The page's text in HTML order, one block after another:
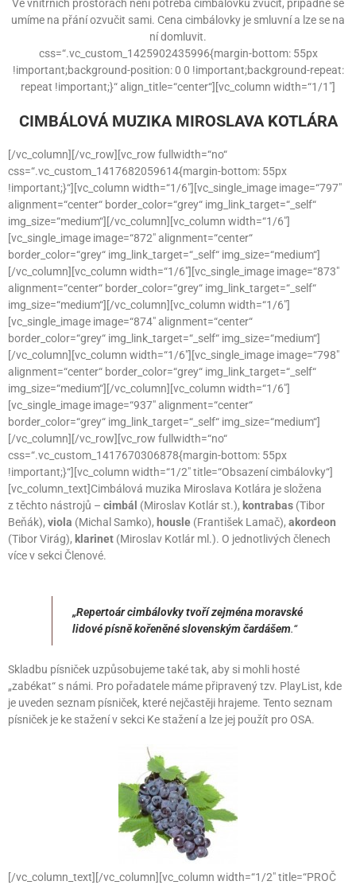
Ve vnitřních prostorách není potřeba cimbálovku zvučit, případně se
umíme na přání ozvučit sami. Cena cimbálovky je smluvní a lze se na
ní domluvit.
css=“.vc_custom_1425902435996{margin-bottom: 55px
!important;background-position: 0 0 !important;background-repeat:
repeat !important;}“ align_title=“center“][vc_column width=“1/1″]
CIMBÁLOVÁ MUZIKA MIROSLAVA KOTLÁRA
[/vc_column][/vc_row][vc_row fullwidth=“no“
css=“.vc_custom_1417682059614{margin-bottom: 55px
!important;}“][vc_column width=“1/6″][vc_single_image image=“797″
alignment=“center“ border_color=“grey“ img_link_target=“_self“
img_size=“medium“][/vc_column][vc_column width=“1/6″]
[vc_single_image image=“872″ alignment=“center“
border_color=“grey“ img_link_target=“_self“ img_size=“medium“]
[/vc_column][vc_column width=“1/6″][vc_single_image image=“873″
alignment=“center“ border_color=“grey“ img_link_target=“_self“
img_size=“medium“][/vc_column][vc_column width=“1/6″]
[vc_single_image image=“874″ alignment=“center“
border_color=“grey“ img_link_target=“_self“ img_size=“medium“]
[/vc_column][vc_column width=“1/6″][vc_single_image image=“798″
alignment=“center“ border_color=“grey“ img_link_target=“_self“
img_size=“medium“][/vc_column][vc_column width=“1/6″]
[vc_single_image image=“937″ alignment=“center“
border_color=“grey“ img_link_target=“_self“ img_size=“medium“]
[/vc_column][/vc_row][vc_row fullwidth=“no“
css=“.vc_custom_1417670306878{margin-bottom: 55px
!important;}“][vc_column width=“1/2″ title=“Obsazení cimbálovky“]
[vc_column_text]Cimbálová muzika Miroslava Kotlára je složena
z těchto nástrojů – cimbál (Miroslav Kotlár st.), kontrabas (Tibor
Beňák), viola (Michal Samko), housle (František Lamač), akordeon
(Tibor Virág), klarinet (Miroslav Kotlár ml.). O jednotlivých členech
více v sekci Členové.
„Repertoár cimbálovky tvoří zejména moravské
lidové písně kořeněné slovenským čardášem.“
Skladbu písniček uzpůsobujeme také tak, aby si mohli hosté
„zabékat“ s námi. Pro pořadatele máme připravený tzv. PlayList, kde
je uveden seznam písniček, které nejčastěji hrajeme. Tento seznam
písniček je ke stažení v sekci Ke stažení a lze jej použít pro OSA.
[/vc_column_text][/vc_column][vc_column width=“1/2″ title=“PROČ